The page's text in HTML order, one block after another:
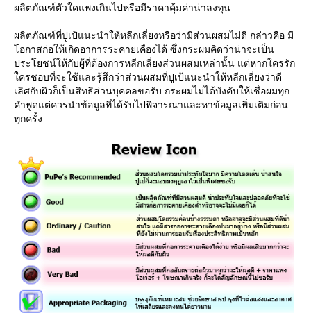
ผลิตภัณฑ์ตัวใดแพงเกินไปหรือมีราคาคุ้มค่าน่าลงทุน
ผลิตภัณฑ์ที่ปูเป้แนะนำให้หลีกเลี่ยงหรือว่ามีส่วนผสมไม่ดี กล่าวคือ มี
อกาสก่อให้เกิดอาการระคายเคืองได้ ซึ่งกระผมคิดว่าน่าจะเป็น
ประโยชน์ให้กับผู้ที่ต้องการหลีกเลี่ยงส่วนผสมเหล่านั้น แต่หากใครรัก
ครชอบที่จะใช้และรู้สึกว่าส่วนผสมที่ปูเป้แนะนำให้หลีกเลี่ยงว่าดี
เลิศกับผิวก็เป็นสิทธิส่วนบุคคลขอรับ กระผมไม่ได้บังคับให้เชื่อผมทุก
คำพูดแต่ควรนำข้อมูลที่ได้รับไปพิจารณาและหาข้อมูลเพิ่มเติมก่อน
ทุกครั้ง